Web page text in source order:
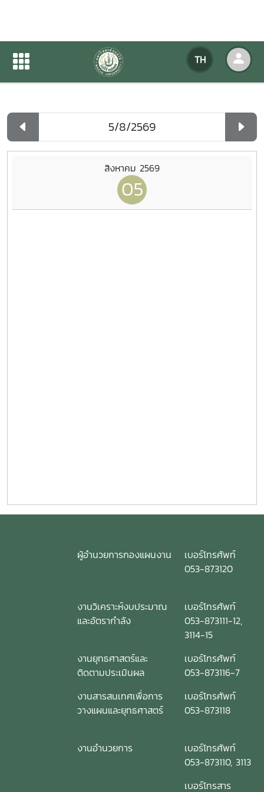
TH
ปฏิทินกิจกรรมของหน่วยงาน
ปฏิทินกิจกรรมของหน่วยงาน
สิงหาคม 2569
05
ผู้อำนวยการกองแผนงาน
เบอร์โทรศัพท์
053-873120
งานวิเคราะห์งบประมาณ
และอัตรากำลัง
เบอร์โทรศัพท์
053-873111-12,
3114-15
งานยุทธศาสตร์และ
ติดตามประเมินผล
เบอร์โทรศัพท์
053-873116-7
งานสารสนเทศเพื่อการ
วางแผนและยุทธศาสตร์
เบอร์โทรศัพท์
053-873118
งานอำนวยการ
เบอร์โทรศัพท์
053-873110, 3113
เบอร์โทรสาร